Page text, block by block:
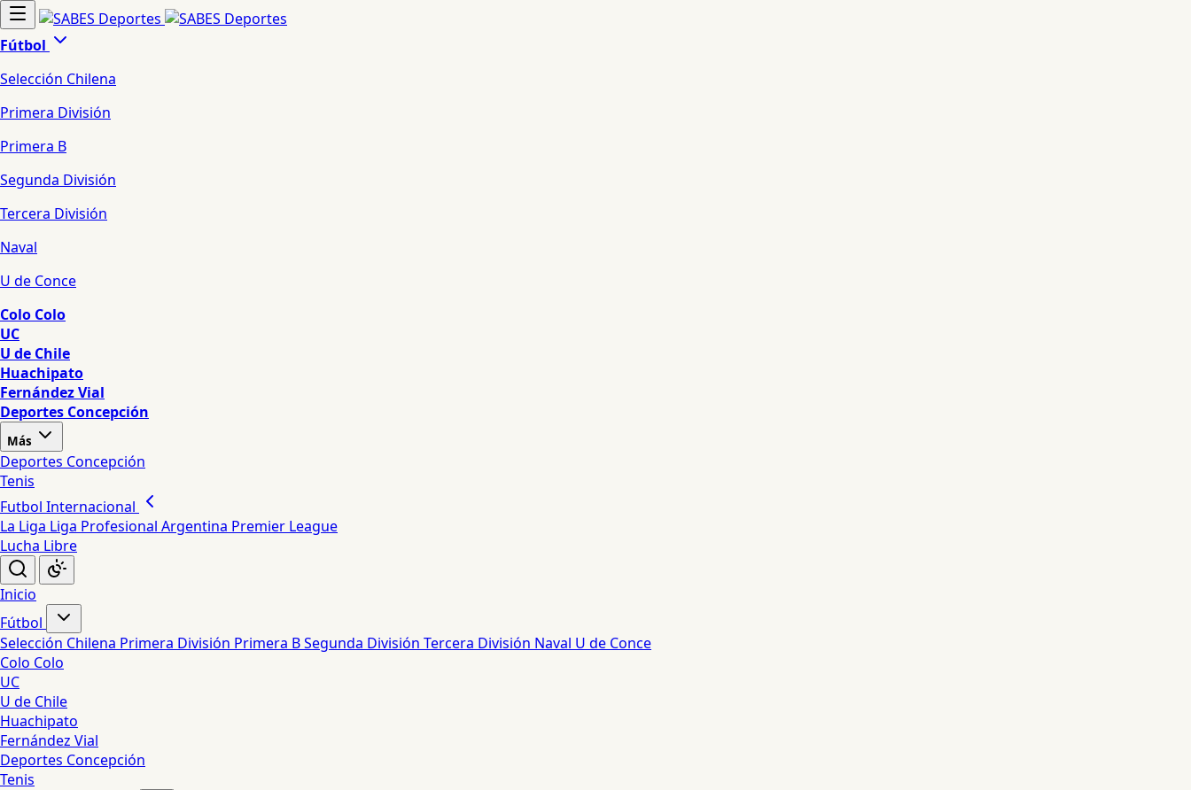
Fútbol
Selección Chilena
Primera División
Primera B
Segunda División
Tercera División
Naval
U de Conce
Colo Colo
UC
U de Chile
Huachipato
Fernández Vial
Deportes Concepción
Más
Deportes Concepción
Tenis
Futbol Internacional
La Liga Liga Profesional Argentina Premier League
Lucha Libre
Inicio
Fútbol
Selección Chilena Primera División Primera BSegunda División Tercera División Naval U de Conce
Colo Colo
UC
U de Chile
Huachipato
Fernández Vial
Deportes Concepción
Tenis